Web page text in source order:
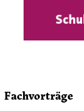
Fachvorträge